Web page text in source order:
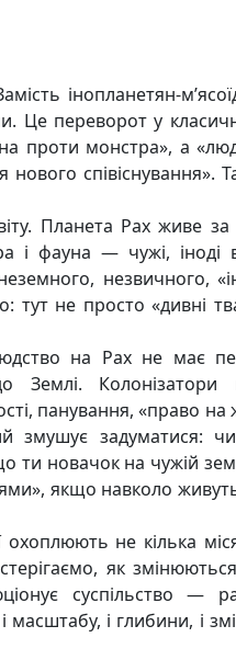
інопланетян-
Це переворот у
проти монстра», а
нового співіснування».
Планета Pax живе за
і фауна — чужі, іноді
незвичного,
тут не просто «дивні
на Pax не має
Колонізатори
панування, «право на
змушує задуматися:
ти новачок на чужій
якщо навколо
охоплюють не кілька
як
суспільство —
масштабу, і глибини, і